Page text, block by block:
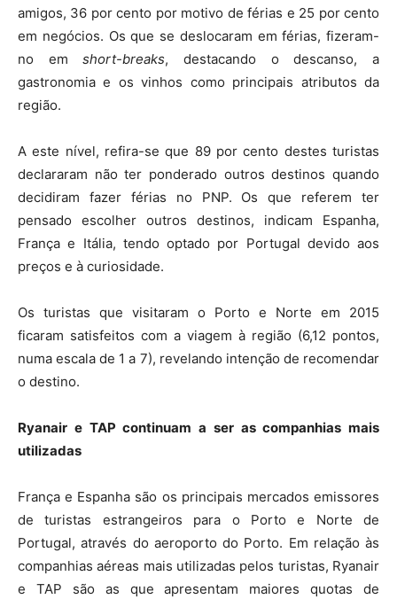
amigos, 36 por cento por motivo de férias e 25 por cento
em negócios. Os que se deslocaram em férias, fizeram-
no emshort-breaks, destacando o descanso, a
gastronomia e os vinhos como principais atributos da
região.
A este nível, refira-se que 89 por cento destes turistas
declararam não ter ponderado outros destinos quando
decidiram fazer férias no PNP. Os que referem ter
pensado escolher outros destinos, indicam Espanha,
França e Itália, tendo optado por Portugal devido aos
preços e à curiosidade.
Os turistas que visitaram o Porto e Norte em 2015
ficaram satisfeitos com a viagem à região (6,12 pontos,
numa escala de 1 a 7), revelando intenção de recomendar
o destino.
Ryanair e TAP continuam a ser as companhias mais
utilizadas
França e Espanha são os principais mercados emissores
de turistas estrangeiros para o Porto e Norte de
Portugal, através do aeroporto do Porto. Em relação às
companhias aéreas mais utilizadas pelos turistas, Ryanair
e TAP são as que apresentam maiores quotas de